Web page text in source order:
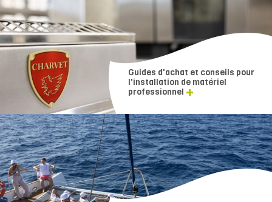
Guides d'achat et conseils pour
l'installation de matériel
professionnel